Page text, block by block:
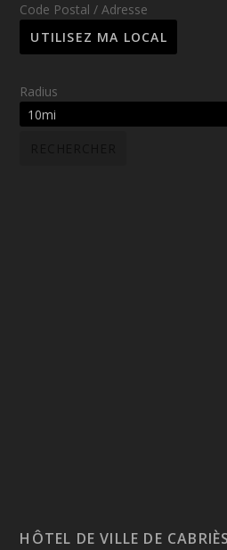
Code Postal / Adresse
Radius
HÔTEL DE VILLE DE CABRIÈS